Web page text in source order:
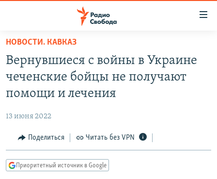
упрощенного
доступа
основному
Вернутся
Вернутся
ПОДКАСТЫ
МНЕНИЯ
КУЛЬТУРА
КАВКАЗ.РЕАЛИИ
НОВОСТИ. КАВКАЗ
Вернувшиеся с войны в Украине
чеченские бойцы не получают
помощи и лечения
13 июня 2022
Поделиться Читать без VPN
Приоритетный источник в Google